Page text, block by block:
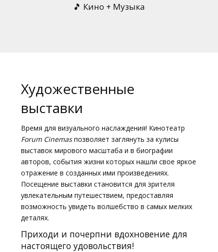
B2B
Клуб
🎵 Кино + Музыка
Художественные
выставки
Время для визуального наслаждения! Кинотеатр
Forum Cinemasпозволяет заглянуть за кулисы
выставок мирового масштаба и в биографии
авторов, события жизни которых нашли свое яркое
отражение в созданных ими произведениях.
Посещение выставки становится для зрителя
увлекательным путешествием, предоставляя
возможность увидеть волшебство в самых мелких
деталях.
Приходи и почерпни вдохновение для
настоящего удовольствия!